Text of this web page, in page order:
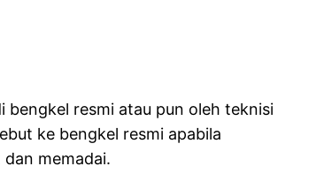
bengkel resmi atau pun oleh teknisi
ke bengkel resmi apabila
memadai.